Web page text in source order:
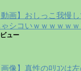
動画】おしっこ我慢
シコいｗｗｗｗｗ
ュー
画像】真性のﾛﾘｺﾝは